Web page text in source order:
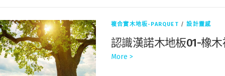
複合實木地板-PARQUET /設計靈感
認識漢諾木地板01-橡
More >